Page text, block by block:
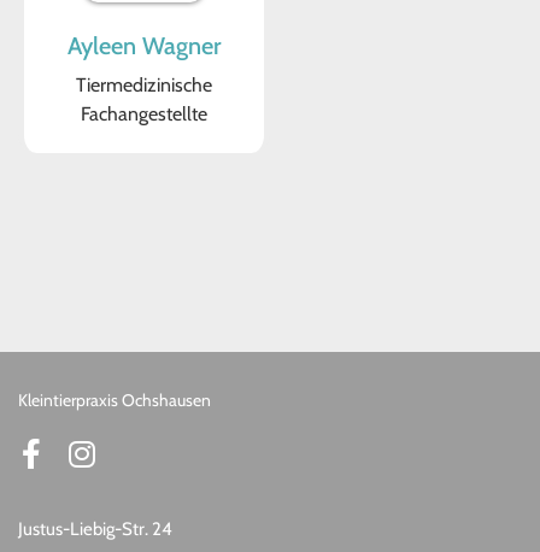
Ayleen Wagner
Tiermedizinische
Fachangestellte
Kleintierpraxis Ochshausen
Justus-Liebig-Str. 24